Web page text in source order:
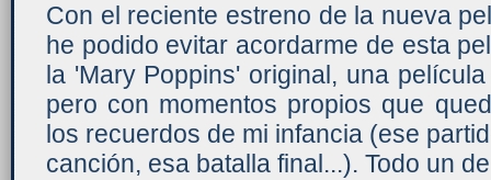
Con el reciente estreno de la nueva
he podido evitar acordarme de esta
la 'Mary Poppins' original, una
pero con momentos propios que
los recuerdos de mi infancia (ese
canción, esa batalla final...). Todo un